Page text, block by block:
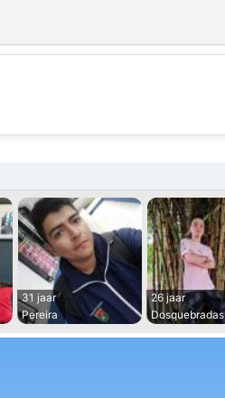
💕
31 jaar
Pereira
26 jaar
Dosquebradas